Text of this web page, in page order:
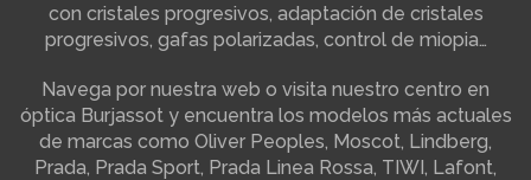
con cristales progresivos, adaptación de cristales
progresivos, gafas polarizadas, control de miopia…
Navega por nuestra web o visita nuestro centro en
óptica Burjassot y encuentra los modelos más actuales
de marcas como Oliver Peoples, Moscot, Lindberg,
Prada, Prada Sport, Prada Linea Rossa, TIWI, Lafont,